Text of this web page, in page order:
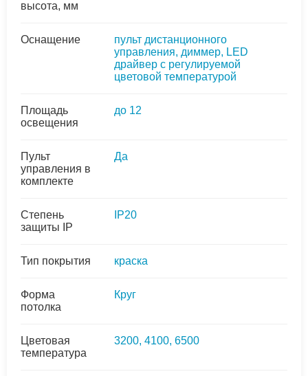
высота, мм
Оснащение
пульт дистанционного
управления, диммер, LED
драйвер с регулируемой
цветовой температурой
Площадь
освещения
до 12
Пульт
управления в
комплекте
Да
Степень
защиты IP
IP20
Тип покрытия краска
Форма
потолка
Круг
Цветовая
температура
3200, 4100, 6500